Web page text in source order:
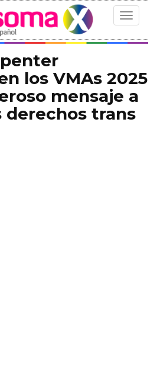
Toggle
los VMAs 2025
mensaje a
derechos trans